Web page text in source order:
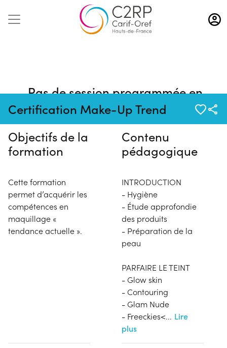
Aller
au
contenu
Certification Make-Up Trend
Pas de session programmée en
ce moment
Objectifs de la
formation
Cette formation
permet d’acquérir les
compétences en
maquillage «
tendance actuelle ».
Contenu
pédagogique
INTRODUCTION
- Hygiène
- Étude approfondie
des produits
- Préparation de la
peau
PARFAIRE LE TEINT
- Glow skin
- Contouring
- Glam Nude
- Freeckies<... Lire
plus